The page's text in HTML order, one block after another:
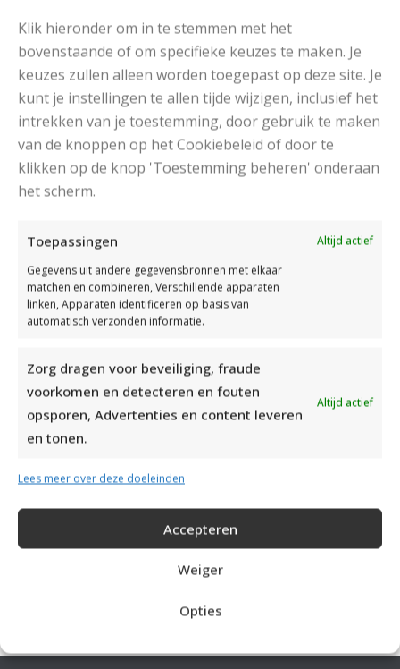
Klik hieronder om in te stemmen met het
bovenstaande of om specifieke keuzes te maken. Je
keuzes zullen alleen worden toegepast op deze site. Je
kunt je instellingen te allen tijde wijzigen, inclusief het
intrekken van je toestemming, door gebruik te maken
van de knoppen op het Cookiebeleid of door te
klikken op de knop 'Toestemming beheren' onderaan
het scherm.
Toepassingen
Altijd actief
Gegevens uit andere gegevensbronnen met elkaar
matchen en combineren, Verschillende apparaten
linken, Apparaten identificeren op basis van
automatisch verzonden informatie.
Zorg dragen voor beveiliging, fraude
voorkomen en detecteren en fouten
opsporen, Advertenties en content leveren
en tonen.
Altijd actief
Lees meer over deze doeleinden
Accepteren
Weiger
Opties
DAMESJAS BREIEN VAN HEERLIJK ZACHT GAREN